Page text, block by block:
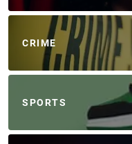
CRIME
SPORTS